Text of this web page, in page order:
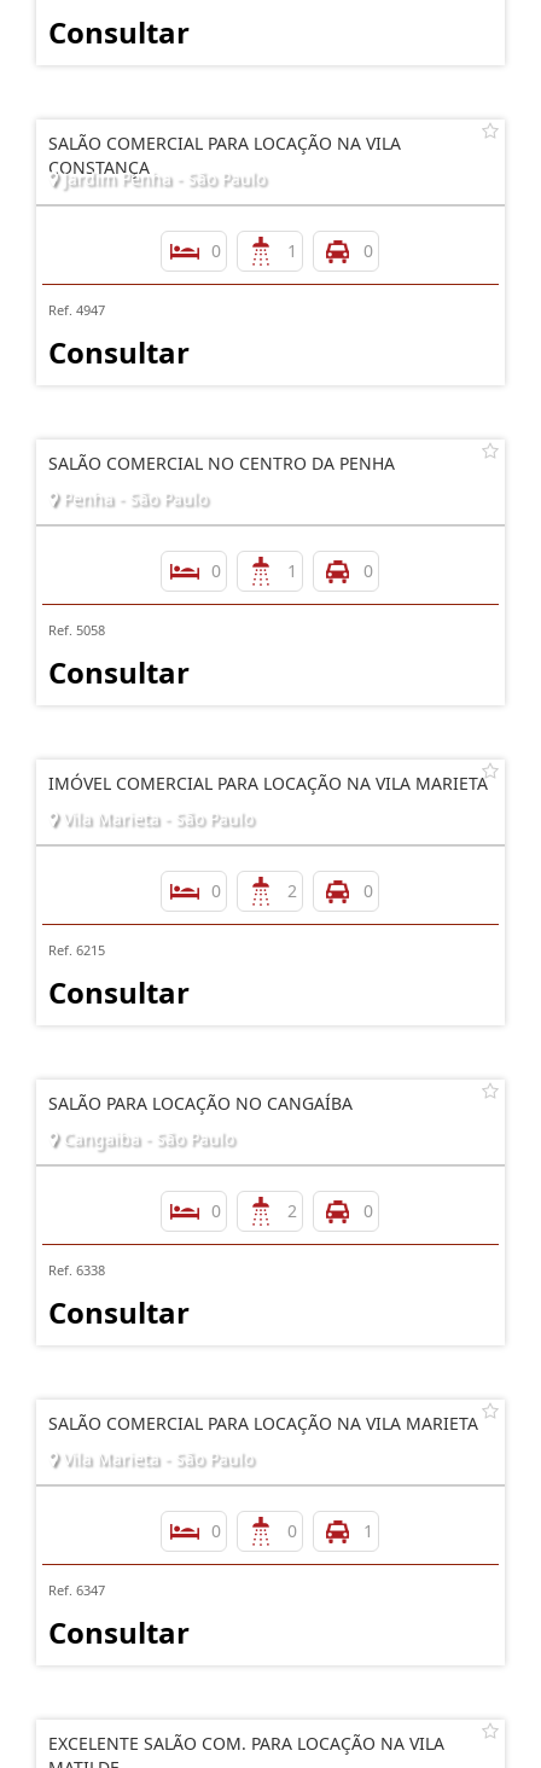
Consultar
SALÃO COMERCIAL PARA LOCAÇÃO NA VILA
CONSTANÇA
Jardim Penha - São Paulo
0 1 0
Ref. 4947
Consultar
SALÃO COMERCIAL NO CENTRO DA PENHA
Penha - São Paulo
0 1 0
Ref. 5058
Consultar
IMÓVEL COMERCIAL PARA LOCAÇÃO NA VILA MARIETA
Vila Marieta - São Paulo
0 2 0
Ref. 6215
Consultar
SALÃO PARA LOCAÇÃO NO CANGAÍBA
Cangaiba - São Paulo
0 2 0
Ref. 6338
Consultar
SALÃO COMERCIAL PARA LOCAÇÃO NA VILA MARIETA
Vila Marieta - São Paulo
0 0 1
Ref. 6347
Consultar
EXCELENTE SALÃO COM. PARA LOCAÇÃO NA VILA